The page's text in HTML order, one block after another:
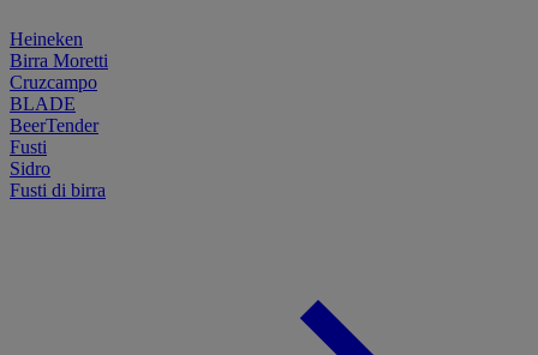
Heineken
Birra Moretti
Cruzcampo
BLADE
BeerTender
Fusti
Sidro
Fusti di birra